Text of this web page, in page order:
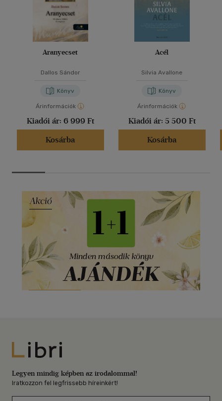
Aranyecset
Dallos Sándor
Könyv
Árinformációk
Kiadói ár: 6 999 Ft
Kosárba
Acél
Silvia Avallone
Könyv
Árinformációk
Kiadói ár: 5 500 Ft
Kosárba
Libri
Legyen mindig képben az irodalommal!
Iratkozzon fel legfrissebb híreinkért!